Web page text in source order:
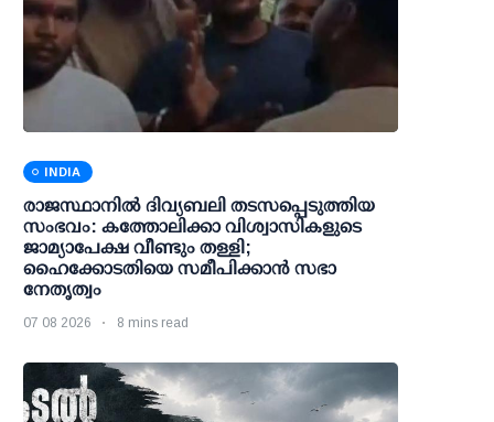
INDIA
രാജസ്ഥാനിൽ ദിവ്യബലി തടസപ്പെടുത്തിയ
സംഭവം: കത്തോലിക്കാ വിശ്വാസികളുടെ
ജാമ്യാപേക്ഷ വീണ്ടും തള്ളി;
ഹൈക്കോടതിയെ സമീപിക്കാൻ സഭാ
നേതൃത്വം
07 08 2026 8 mins read